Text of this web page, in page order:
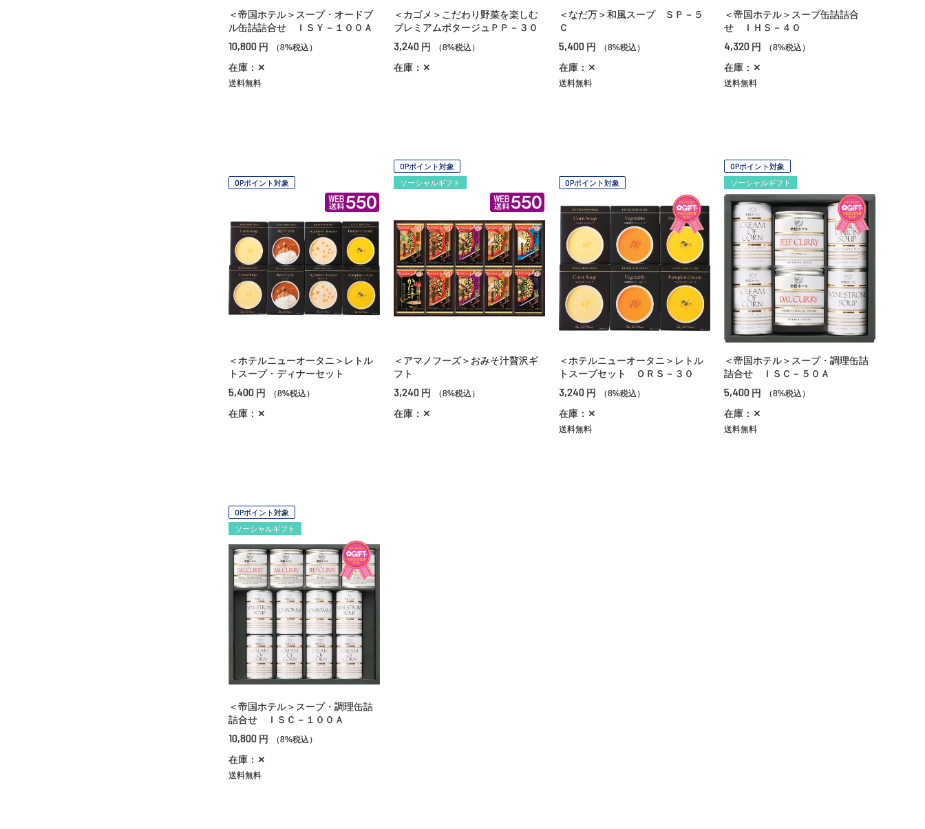
＜帝国ホテル＞スープ・オードブ
ル缶詰詰合せ ＩＳＹ－１００Ａ
10,800 円 （8%税込）
在庫：✕
送料無料
＜カゴメ＞こだわり野菜を楽しむ
プレミアムポタージュＰＰ－３０
3,240 円 （8%税込）
在庫：✕
＜なだ万＞和風スープ ＳＰ－５
Ｃ
5,400 円 （8%税込）
在庫：✕
送料無料
＜帝国ホテル＞スープ缶詰詰合
せ ＩＨＳ－４０
4,320 円 （8%税込）
在庫：✕
送料無料
OPポイント対象
＜ホテルニューオータニ＞レトル
トスープ・ディナーセット
5,400 円 （8%税込）
在庫：✕
OPポイント対象
ソーシャルギフト
＜アマノフーズ＞おみそ汁贅沢ギ
フト
3,240 円 （8%税込）
在庫：✕
OPポイント対象
＜ホテルニューオータニ＞レトル
トスープセット ＯＲＳ－３０
3,240 円 （8%税込）
在庫：✕
送料無料
OPポイント対象
ソーシャルギフト
＜帝国ホテル＞スープ・調理缶詰
詰合せ ＩＳＣ－５０Ａ
5,400 円 （8%税込）
在庫：✕
送料無料
OPポイント対象
ソーシャルギフト
＜帝国ホテル＞スープ・調理缶詰
詰合せ ＩＳＣ－１００Ａ
10,800 円 （8%税込）
在庫：✕
送料無料